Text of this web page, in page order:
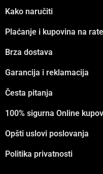
Kako naručiti
Plaćanje i kupovina na rate
Brza dostava
Garancija i reklamacija
Česta pitanja
100% sigurna Online
Opšti uslovi poslovanja
Politika privatnosti